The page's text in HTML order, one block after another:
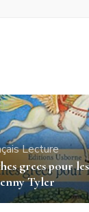
Lecture
grecs pour
Tyler